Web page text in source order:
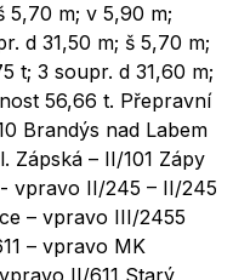
5,70 m; v 5,90 m;
d 31,50 m; š 5,70 m;
t; 3 soupr. d 31,60 m;
56,66 t. Přepravní
Brandýs nad Labem
Zápská – II/101 Zápy
vpravo II/245 – II/245
– vpravo III/2455
– vpravo MK
II/611 Starý